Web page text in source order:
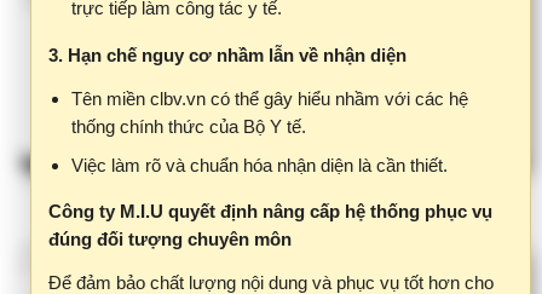
Việc làm rõ và chuẩn hóa nhận diện là cần thiết.
Công ty M.I.U quyết định nâng cấp hệ thống phục vụ
đúng đối tượng chuyên môn
Để đảm bảo chất lượng nội dung và phục vụ tốt hơn cho
Giới hạn truy cập nội dung:Website dành cho thành
trong lĩnh vực y tế.